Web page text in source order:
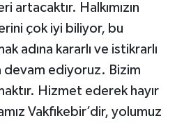
artacaktır. Halkımızın
çok iyi biliyor, bu
adına kararlı ve istikrarlı
devam ediyoruz. Bizim
Hizmet ederek hayır
Vakfıkebir’dir, yolumuz